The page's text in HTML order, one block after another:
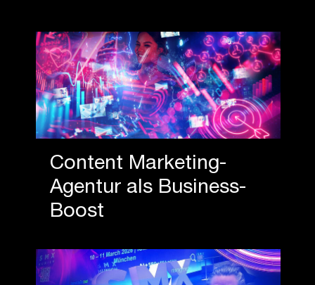
Content Marketing-
Agentur als Business-
Boost